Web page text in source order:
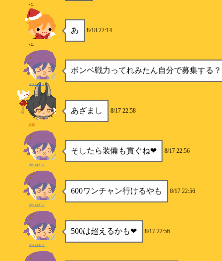
χと
あ 8/18 22:14
χと
ボンベ戦力ってれみたん自分で募集する？
ボクはキミ
あざまし 8/17 22:58
砂糖
そしたら装備も貢ぐね❤ 8/17 22:56
ボクはキミ
600ワンチャン行けるやも 8/17 22:56
ボクはキミ
500は超えるかも❤ 8/17 22:56
ボクはキミ